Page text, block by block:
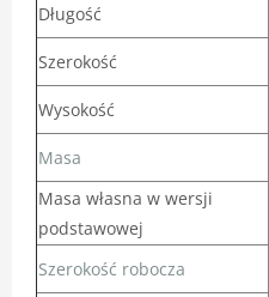
Długość
Szerokość
Wysokość
Masa
Masa własna w wersji
podstawowej
Szerokość robocza